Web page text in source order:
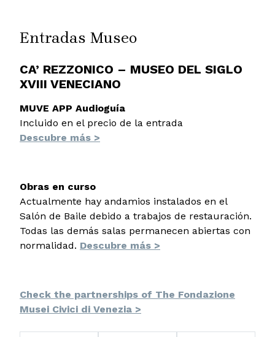
Entradas Museo
CA’ REZZONICO – MUSEO DEL SIGLO
XVIII VENECIANO
MUVE APP Audioguía
Incluido en el precio de la entrada
Descubre más >
Obras en curso
Actualmente hay andamios instalados en el
Salón de Baile debido a trabajos de restauración.
Todas las demás salas permanecen abiertas con
normalidad. Descubre más >
Check the partnerships of The Fondazione
Musei Civici di Venezia >